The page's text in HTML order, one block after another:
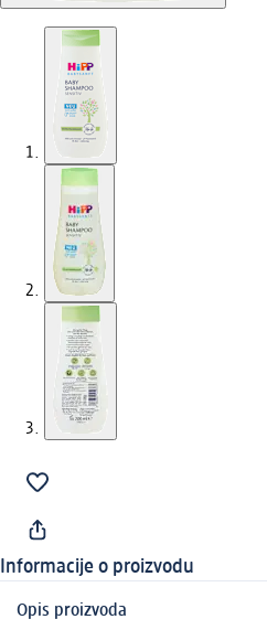
Informacije o proizvodu
Opis proizvoda